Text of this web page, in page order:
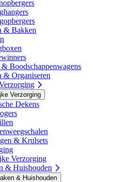
& Bakken
& Boodschappenwagens
& Organiseren
Verzorging
Dekens
& Krulsets
Verzorging
& Huishouden
& Huishouden